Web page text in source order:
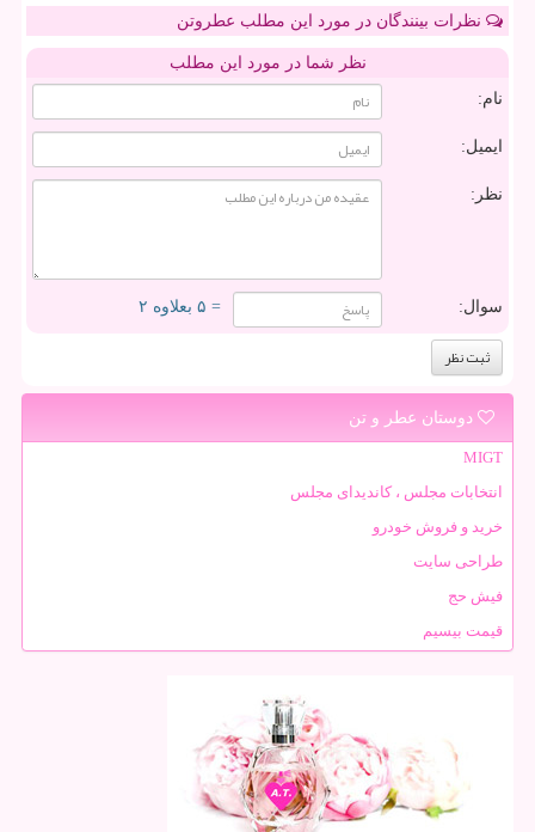
نظرات بینندگان در مورد این مطلب عطروتن
نظر شما در مورد این مطلب
نام:
ایمیل:
نظر:
سوال: = ۵ بعلاوه ۲
دوستان عطر و تن
MIGT
انتخابات مجلس ، کاندیدای مجلس
خرید و فروش خودرو
طراحی سایت
فیش حج
قیمت بیسیم